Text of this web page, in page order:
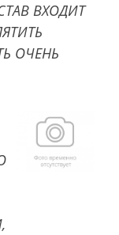
ВХОДИТ
ОЧЕНЬ